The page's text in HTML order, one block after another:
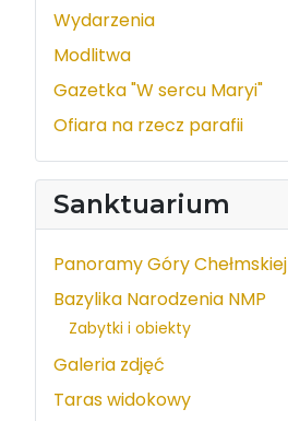
Wydarzenia
Modlitwa
Gazetka "W sercu Maryi"
Ofiara na rzecz parafii
Sanktuarium
Panoramy Góry Chełmskiej
Bazylika Narodzenia NMP
Zabytki i obiekty
Galeria zdjęć
Taras widokowy